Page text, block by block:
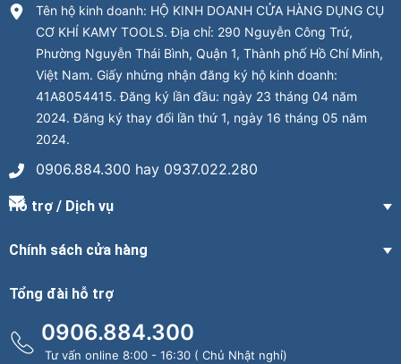
Tên hộ kinh doanh: HỘ KINH DOANH CỬA HÀNG DỤNG CỤ
CƠ KHÍ KAMY TOOLS. Địa chỉ: 290 Nguyễn Công Trứ,
Phường Nguyễn Thái Bình, Quận 1, Thành phố Hồ Chí Minh,
Việt Nam. Giấy nhứng nhận đăng ký hộ kinh doanh:
41A8054415. Đăng ký lần đầu: ngày 23 tháng 04 năm
2024. Đăng ký thay đổi lần thứ 1, ngày 16 tháng 05 năm
2024.
0906.884.300 hay 0937.022.280
Hỗ trợ / Dịch vụ
Chính sách cửa hàng
Tổng đài hỗ trợ
0906.884.300
Tư vấn online 8:00 - 16:30 ( Chủ Nhật nghỉ)